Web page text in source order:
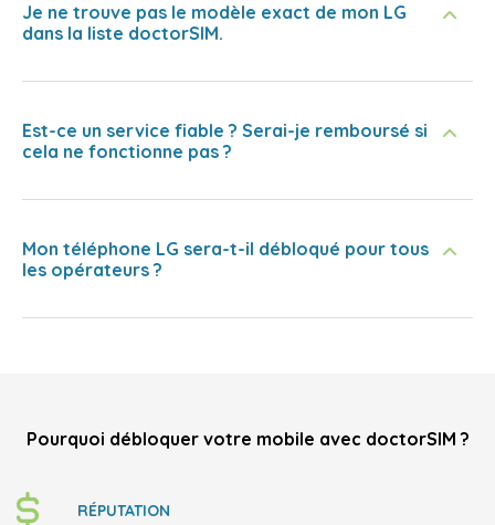
Je ne trouve pas le modèle exact de mon LG
dans la liste doctorSIM.
Est-ce un service fiable ? Serai-je remboursé si
cela ne fonctionne pas ?
Mon téléphone LG sera-t-il débloqué pour tous
les opérateurs ?
Pourquoi débloquer votre mobile avec doctorSIM ?
RÉPUTATION